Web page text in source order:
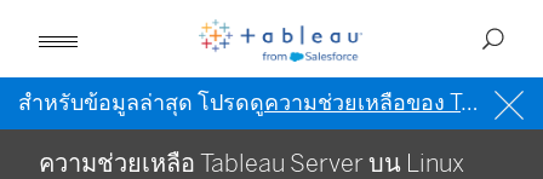
สำหรับข้อมูลล่าสุด โปรดดูความช่วยเหลือของ Tableau เป็นภาษาอังกฤษ (สหรัฐอเมริกา)
ความช่วยเหลือ Tableau Server บน Linux